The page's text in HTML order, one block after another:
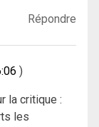
Répondre
la critique :
les